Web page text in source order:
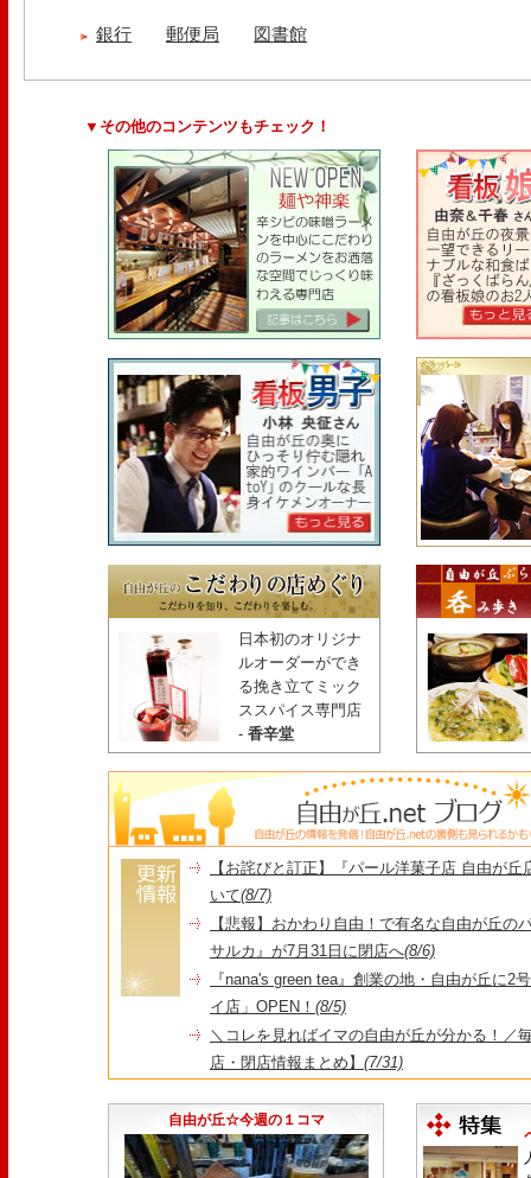
銀行 郵便局 図書館
▼その他のコンテンツもチェック！
日本初のオリジナ
ルオーダーができ
る挽き立てミック
ススパイス専門店
- 香辛堂
【お詫びと訂正】『パール洋菓子店 自由が
いて(8/7)
【悲報】おかわり自由！で有名な自由が丘の
サルカ』が7月31日に閉店へ(8/6)
『nana's green tea』創業の地・自由が丘に2
イ店」OPEN！ (8/5)
＼コレを見ればイマの自由が丘が分かる！／
店・閉店情報まとめ】 (7/31)
永久パス配布も！
自由が丘☆今週の１コマ